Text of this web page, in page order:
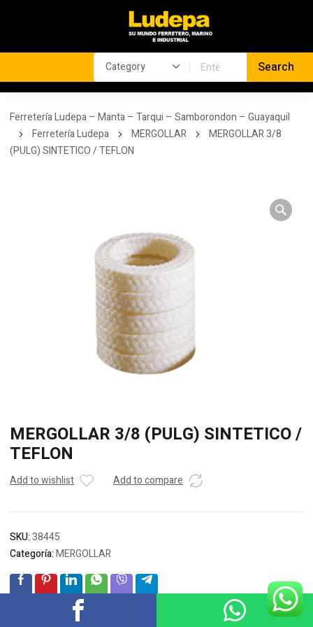
Ferretería Ludepa – Manta – Tarqui – Samborondon – Guayaquil
Ferretería Ludepa
MERGOLLAR
MERGOLLAR 3/8
(PULG) SINTETICO / TEFLON
MERGOLLAR 3/8 (PULG) SINTETICO /
TEFLON
Add to wishlist Add to compare
SKU:38445
Categoría:MERGOLLAR